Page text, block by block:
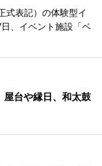
式表記）の体験型イ
、イベント施設「ベ
台や縁日、和太鼓